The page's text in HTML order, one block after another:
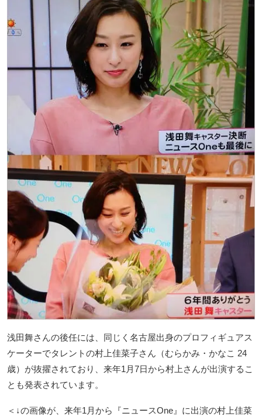
浅田舞さんの後任には、同じく名古屋出身のプロフィギュアス
ケーターでタレントの村上佳菜子さん（むらかみ・かなこ 24
歳）が抜擢されており、来年1月7日から村上さんが出演するこ
とも発表されています。
＜↓の画像が、来年1月から『ニュースOne』に出演の村上佳菜